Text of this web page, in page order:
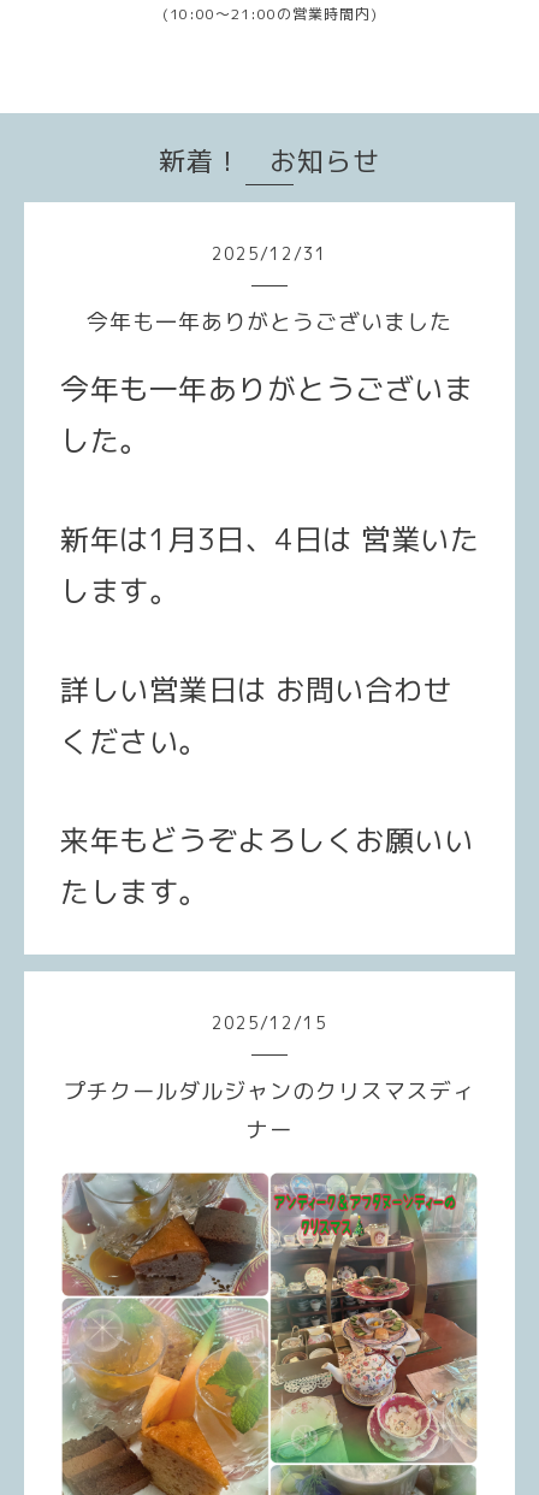
(10:00〜21:00の営業時間内)
新着！ お知らせ
2025/12 /31
今年も一年ありがとうございました
今年も一年ありがとうございま
した。
新年は1月3日、4日は 営業いた
します。
詳しい営業日は お問い合わせ
ください。
来年もどうぞよろしくお願いい
たします。
2025/12 /15
プチクールダルジャンのクリスマスディ
ナー